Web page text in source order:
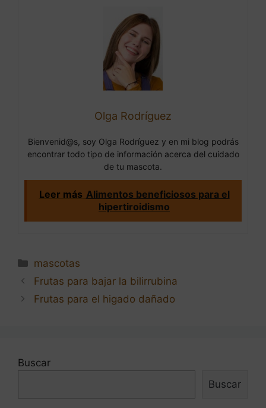
Olga Rodríguez
Bienvenid@s, soy Olga Rodríguez y en mi blog podrás
encontrar todo tipo de información acerca del cuidado
de tu mascota.
Leer más Alimentos beneficiosos para el
hipertiroidismo
Categorías
mascotas
Navegación
de
Frutas para bajar la bilirrubina
Frutas para el higado dañado
Buscar
Buscar